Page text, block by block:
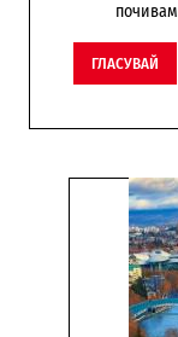
почивам
ГЛАСУВАЙ